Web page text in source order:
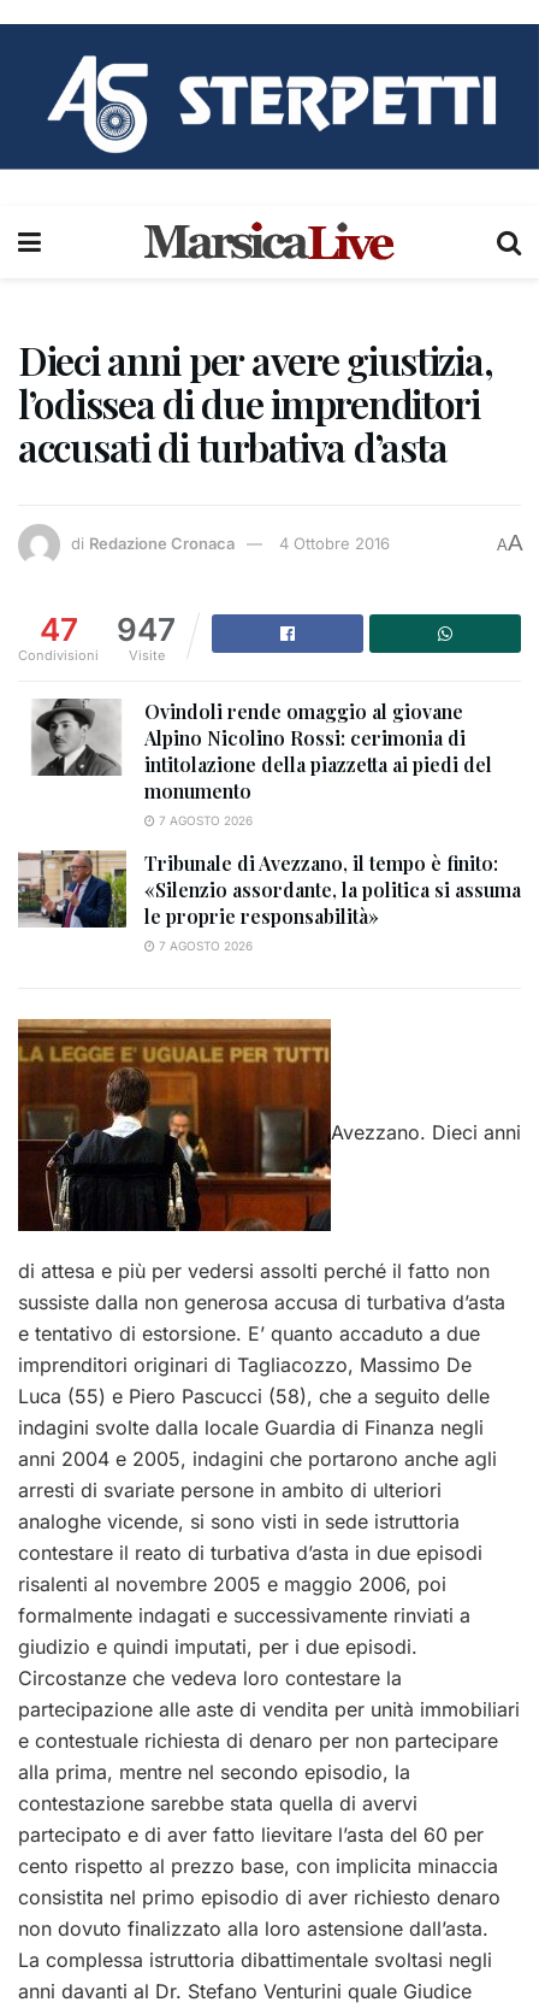
Dieci anni per avere giustizia,
l’odissea di due imprenditori
accusati di turbativa d’asta
di Redazione Cronaca 4 Ottobre 2016 AA
47
Condivisioni
947
Visite
Ovindoli rende omaggio al giovane
Alpino Nicolino Rossi: cerimonia di
intitolazione della piazzetta ai piedi del
monumento
7 AGOSTO 2026
Tribunale di Avezzano, il tempo è finito:
«Silenzio assordante, la politica si assuma
le proprie responsabilità»
7 AGOSTO 2026
Avezzano. Dieci anni
di attesa e più per vedersi assolti perché il fatto non
sussiste dalla non generosa accusa di turbativa d’asta
e tentativo di estorsione. E’ quanto accaduto a due
imprenditori originari di Tagliacozzo, Massimo De
Luca (55) e Piero Pascucci (58), che a seguito delle
indagini svolte dalla locale Guardia di Finanza negli
anni 2004 e 2005, indagini che portarono anche agli
arresti di svariate persone in ambito di ulteriori
analoghe vicende, si sono visti in sede istruttoria
contestare il reato di turbativa d’asta in due episodi
risalenti al novembre 2005 e maggio 2006, poi
formalmente indagati e successivamente rinviati a
giudizio e quindi imputati, per i due episodi.
Circostanze che vedeva loro contestare la
partecipazione alle aste di vendita per unità immobiliari
e contestuale richiesta di denaro per non partecipare
alla prima, mentre nel secondo episodio, la
contestazione sarebbe stata quella di avervi
partecipato e di aver fatto lievitare l’asta del 60 per
cento rispetto al prezzo base, con implicita minaccia
consistita nel primo episodio di aver richiesto denaro
non dovuto finalizzato alla loro astensione dall’asta.
La complessa istruttoria dibattimentale svoltasi negli
anni davanti al Dr. Stefano Venturini quale Giudice